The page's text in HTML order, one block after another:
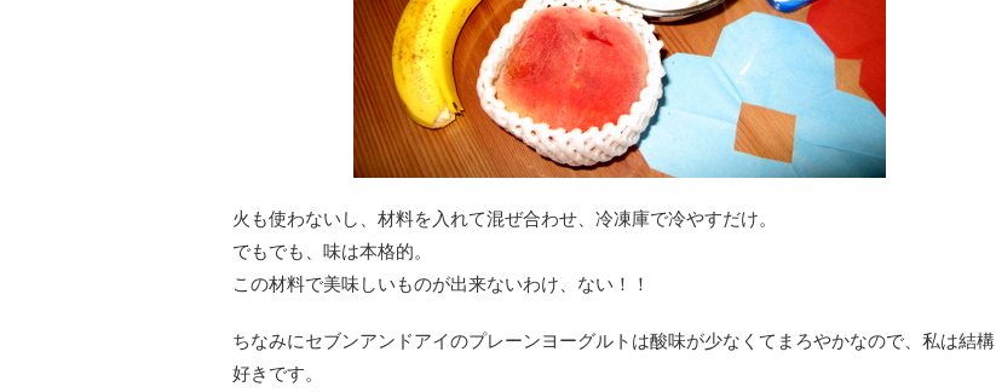
火も使わないし、材料を入れて混ぜ合わせ、冷凍庫で冷やすだけ。
でもでも、味は本格的。
この材料で美味しいものが出来ないわけ、ない！！
ちなみにセブンアンドアイのプレーンヨーグルトは酸味が少なくてまろやかなので、私は結構
好きです。